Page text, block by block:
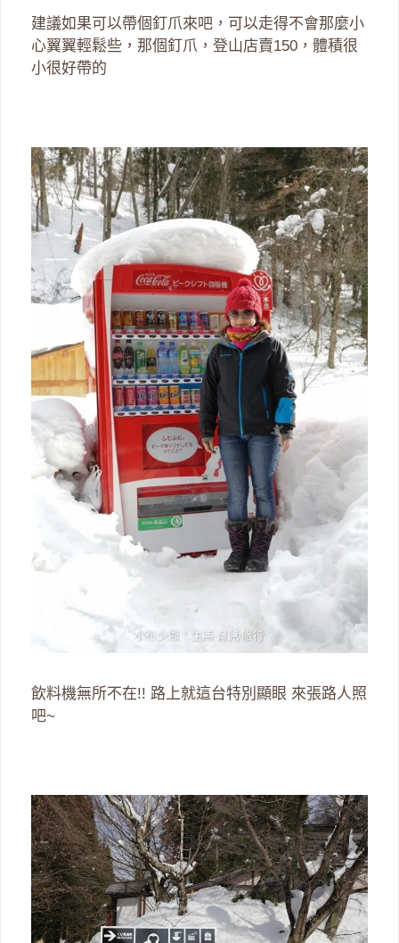
建議如果可以帶個釘爪來吧，可以走得不會那麼小
心翼翼輕鬆些，那個釘爪，登山店賣150，體積很
小很好帶的
飲料機無所不在!! 路上就這台特別顯眼 來張路人照
吧~